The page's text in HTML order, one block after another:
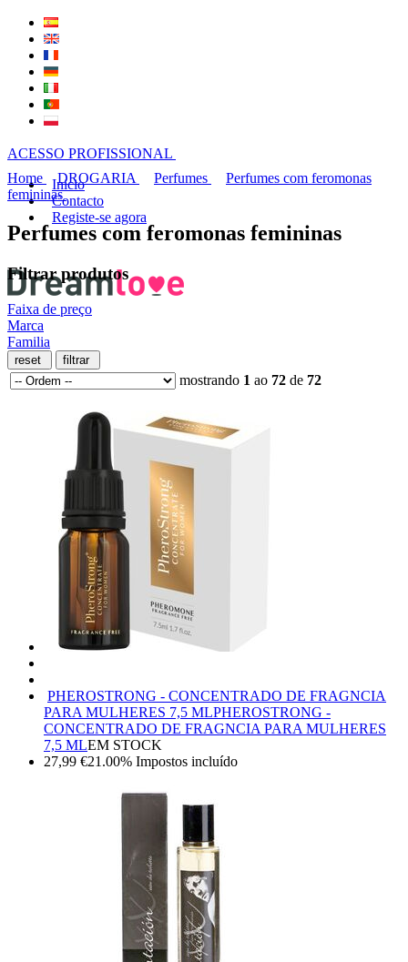
ACESSO PROFISSIONAL
Inicio
Contacto
Registe-se agora
Home DROGARIA Perfumes
Perfumes com feromonas
femininas
Perfumes com feromonas femininas
Filtrar produtos
Faixa de preço
Marca
Familia
mostrando 1 ao 72 de 72
PHEROSTRONG - CONCENTRADO DE FRAGNCIA
PARA MULHERES 7,5 MLPHEROSTRONG -
CONCENTRADO DE FRAGNCIA PARA MULHERES
7,5 MLEM STOCK
27,99 €21.00% Impostos incluído